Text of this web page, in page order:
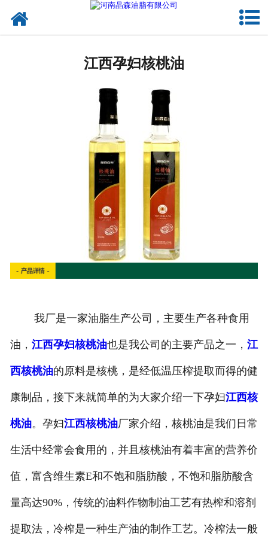
江西来料代工
江西孕妇核桃油
我厂是一家油脂生产公司，主要生产各种食用
油， 江西孕妇核桃油也是我公司的主要产品之一， 江
西核桃油的原料是核桃，是经低温压榨提取而得的健
康制品，接下来就简单的为大家介绍一下孕妇江西核
桃油。孕妇江西核桃油厂家介绍，核桃油是我们日常
生活中经常会食用的，并且核桃油有着丰富的营养价
值，富含维生素E和不饱和脂肪酸，不饱和脂肪酸含
量高达90%，传统的油料作物制油工艺有热榨和溶剂
提取法，冷榨是一种生产油的制作工艺。冷榨法一般